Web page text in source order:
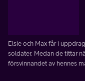
Elsie och Max får i
soldater. Medan de tittar
försvinnandet av hennes